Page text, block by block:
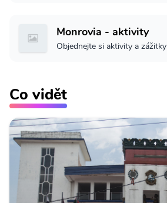
Monrovia - aktivity
Objednejte si aktivity a zážitky
Co vidět